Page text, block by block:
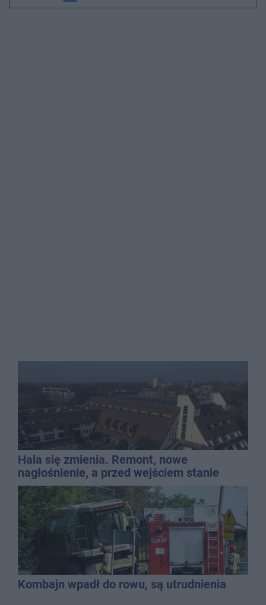
Hala się zmienia. Remont, nowe
nagłośnienie, a przed wejściem stanie
QEMETICA ARENA
Kombajn wpadł do rowu, są utrudnienia